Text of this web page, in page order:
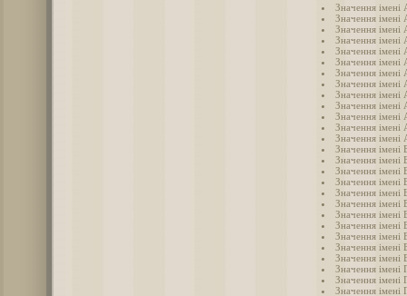
Значення імені
Значення імені
Значення імені
Значення імені
Значення імені
Значення імені
Значення імені
Значення імені
Значення імені
Значення імені
Значення імені
Значення імені
Значення імені
Значення імені
Значення імені
Значення імені
Значення імені
Значення імені
Значення імені
Значення імені
Значення імені
Значення імені
Значення імені
Значення імені
Значення імені
Значення імені
Значення імені